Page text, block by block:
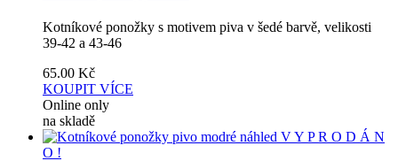
Kotníkové ponožky s motivem piva v šedé barvě, velikosti
39-42 a 43-46
65.00 Kč
KOUPIT VÍCE
Online only
na skladě
náhled V Y P R O D Á N
O !